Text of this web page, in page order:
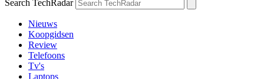
Search TechRadar
Nieuws
Koopgidsen
Review
Telefoons
Tv's
Laptops